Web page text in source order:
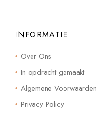
INFORMATIE
Over Ons
In opdracht gemaakt
Algemene Voorwaarden
Privacy Policy